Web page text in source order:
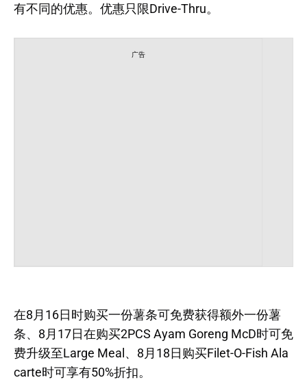
有不同的优惠。优惠只限Drive-Thru。
广告
在8月16日时购买一份薯条可免费获得额外一份薯
条、8月17日在购买2PCS Ayam Goreng McD时可免
费升级至Large Meal、8月18日购买Filet-O-Fish Ala
carte时可享有50%折扣。